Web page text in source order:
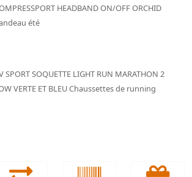
HEADBAND ON/OFF ORCHID
été
SPORT SOQUETTE LIGHT RUN MARATHON 2
VERTE ET BLEU Chaussettes de running